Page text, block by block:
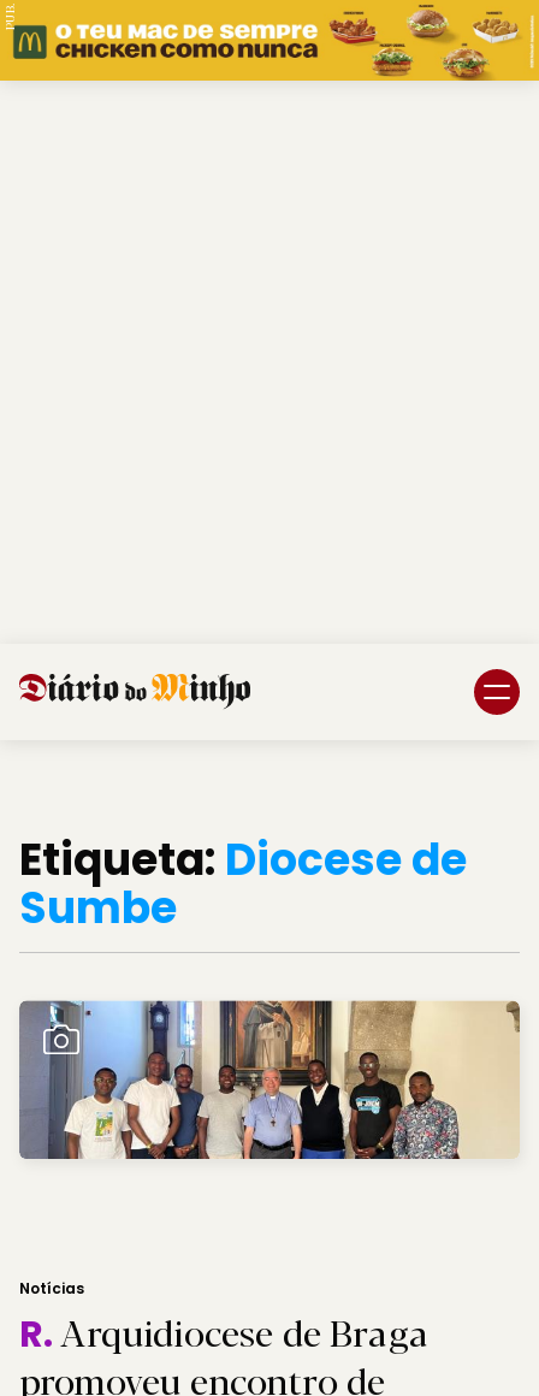
PUB.
Etiqueta: Diocese de
Sumbe
Notícias
R.Arquidiocese de Braga
promoveu encontro de